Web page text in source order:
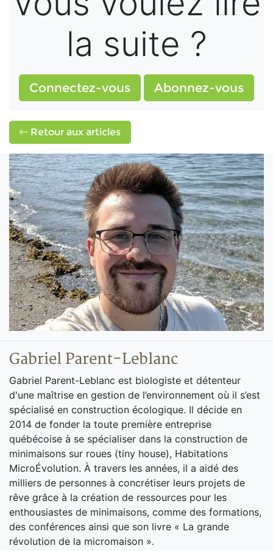
la suite ?
Connectez-vous Abonnez-vous
Retour aux articles
Gabriel Parent-Leblanc
Gabriel Parent-Leblanc est biologiste et détenteur
d'une maîtrise en gestion de l’environnement où il s’est
spécialisé en construction écologique. Il décide en
2014 de fonder la toute première entreprise
québécoise à se spécialiser dans la construction de
minimaisons sur roues (tiny house), Habitations
MicroÉvolution. À travers les années, il a aidé des
milliers de personnes à concrétiser leurs projets de
rêve grâce à la création de ressources pour les
enthousiastes de minimaisons, comme des formations,
des conférences ainsi que son livre « La grande
révolution de la micromaison ».